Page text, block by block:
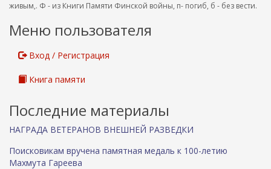
живым,. Ф - из Книги Памяти Финской войны, п- погиб, б - без вести.
Меню пользователя
Вход / Регистрация
Книга памяти
Последние материалы
НАГРАДА ВЕТЕРАНОВ ВНЕШНЕЙ РАЗВЕДКИ
Поисковикам вручена памятная медаль к 100-летию
Махмута Гареева